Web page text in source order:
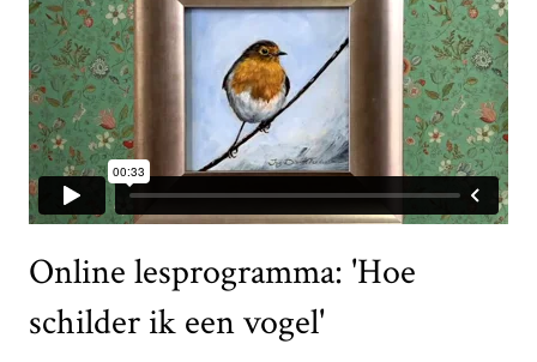
Online lesprogramma: 'Hoe
schilder ik een vogel'